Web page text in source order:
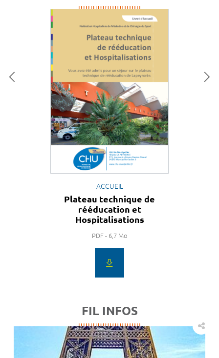
ACCUEIL
Plateau technique de
rééducation et
Hospitalisations
PDF - 6,7 Mo
FIL INFOS